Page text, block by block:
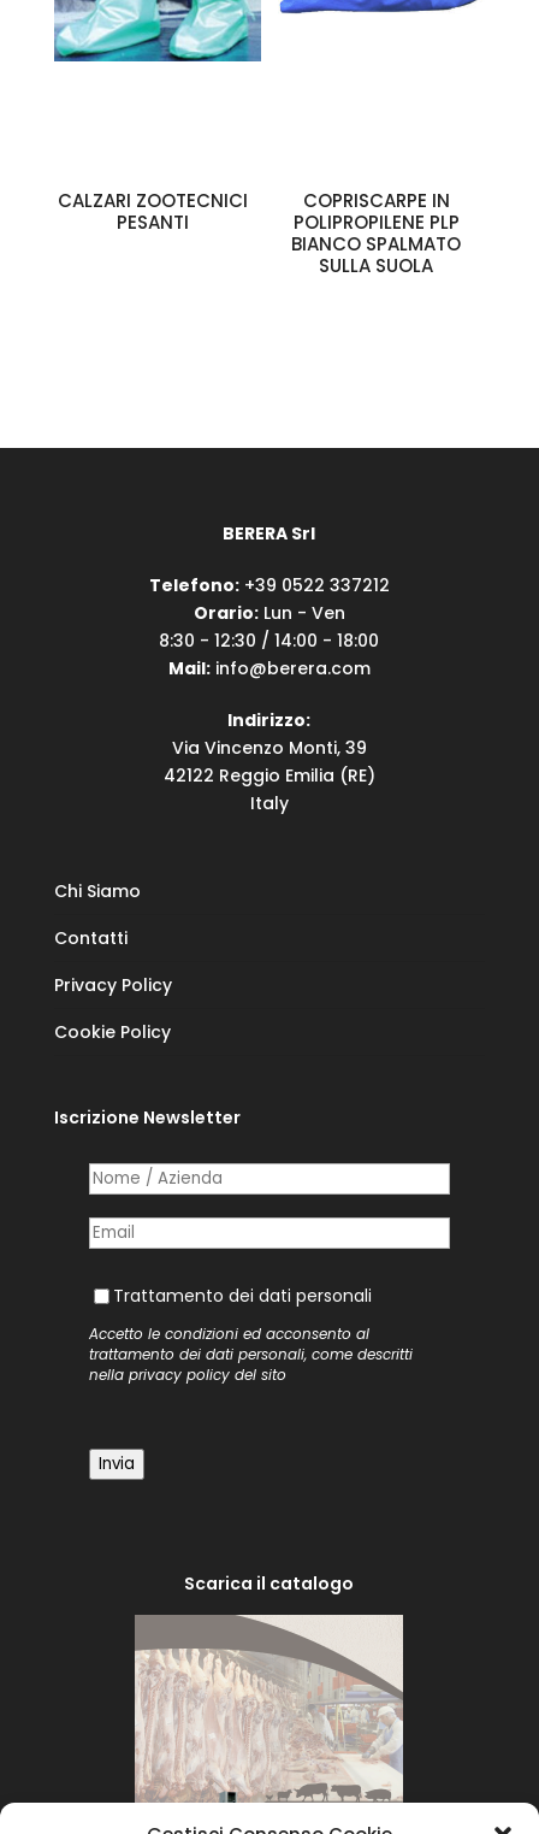
CALZARI ZOOTECNICI
PESANTI
COPRISCARPE IN
POLIPROPILENE PLP
BIANCO SPALMATO
SULLA SUOLA
BERERA Srl
Telefono:+39 0522 337212
Orario:Lun - Ven
8:30 - 12:30 / 14:00 - 18:00
Mail:info@berera.com
Indirizzo:
Via Vincenzo Monti, 39
42122 Reggio Emilia (RE)
Italy
Chi Siamo
Contatti
Privacy Policy
Cookie Policy
Iscrizione Newsletter
Nome /​ Azienda
Posta elettronica
Trattamento dei dati personali
Trattamento dei dati personali
Accetto le condizioni ed acconsento al
trattamento dei dati personali, come descritti
nella privacy policydel sito
Invia
Scarica il catalogo